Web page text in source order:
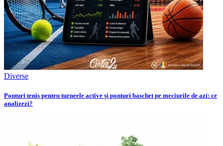
Diverse
Ponturi tenis pentru turneele active și ponturi baschet pe meciurile de azi: ce
analizezi?